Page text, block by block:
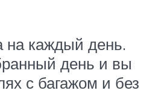
на каждый день.
день и вы
с багажом и без